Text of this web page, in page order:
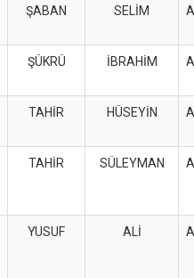
ŞABAN SELİM
ŞÜKRÜ İBRAHİM
TAHİR HÜSEYİN
TAHİR SÜLEYMAN
YUSUF ALİ